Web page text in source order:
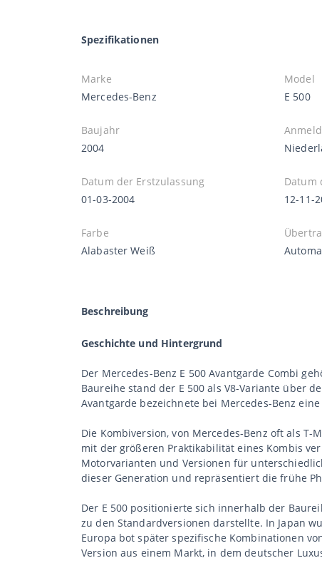
Spezifikationen
Marke
Mercedes-Benz
Model
E 500
Baujahr
2004
Datum der Erstzulassung
01-03-2004
Datum
12-11-
Farbe
Alabaster Weiß
Beschreibung
Geschichte und Hintergrund
Der Mercedes-Benz E 500 Avantgarde Combi
Baureihe stand der E 500 als V8-Variante über
Avantgarde bezeichnete bei Mercedes-Benz
Die Kombiversion, von Mercedes-Benz oft als
mit der größeren Praktikabilität eines Kombis
Motorvarianten und Versionen für
dieser Generation und repräsentiert die frühe
Der E 500 positionierte sich innerhalb der
zu den Standardversionen darstellte. In Japan
Europa bot später spezifische Kombinationen
Version aus einem Markt, in dem deutscher